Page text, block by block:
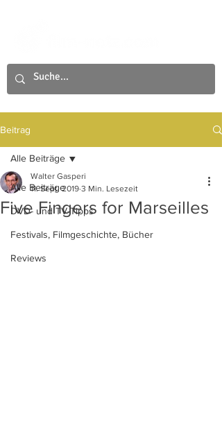
Beitrag
Alle Beiträge
DVD- und TV-Tipps
Festivals, Filmgeschichte, Bücher
Reviews
Alle Beiträge
Five Fingers for Marseilles
Walter Gasperi
11. Sept. 2019 3 Min. Lesezeit